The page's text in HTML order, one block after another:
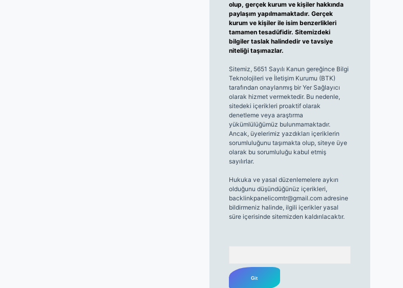
olup, gerçek kurum ve kişiler hakkında
paylaşım yapılmamaktadır. Gerçek
kurum ve kişiler ile isim benzerlikleri
tamamen tesadüfidir. Sitemizdeki
bilgiler taslak halindedir ve tavsiye
niteliği taşımazlar.
Sitemiz, 5651 Sayılı Kanun gereğince Bilgi
Teknolojileri ve İletişim Kurumu (BTK)
tarafından onaylanmış bir Yer Sağlayıcı
olarak hizmet vermektedir. Bu nedenle,
sitedeki içerikleri proaktif olarak
denetleme veya araştırma
yükümlülüğümüz bulunmamaktadır.
Ancak, üyelerimiz yazdıkları içeriklerin
sorumluluğunu taşımakta olup, siteye üye
olarak bu sorumluluğu kabul etmiş
sayılırlar.
Hukuka ve yasal düzenlemelere aykırı
olduğunu düşündüğünüz içerikleri,
backlinkpanelicomtr@gmail.comadresine
bildirmeniz halinde, ilgili içerikler yasal
süre içerisinde sitemizden kaldırılacaktır.